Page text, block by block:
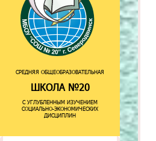
СРЕДНЯЯ ОБЩЕОБРАЗОВАТЕЛЬНАЯ
ШКОЛА №20
С УГЛУБЛЕННЫМ ИЗУЧЕНИЕМ
СОЦИАЛЬНО-ЭКОНОМИЧЕСКИХ
ДИСЦИПЛИН